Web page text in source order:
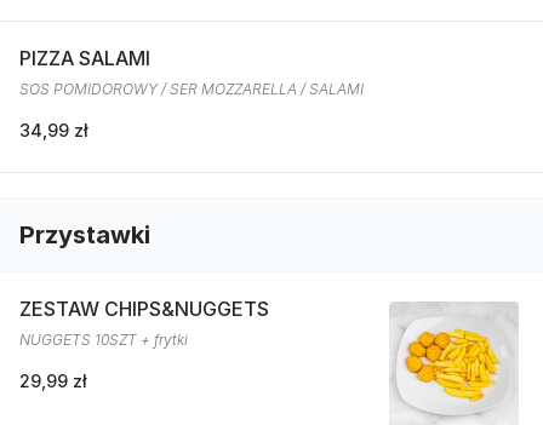
PIZZA SALAMI
SOS POMIDOROWY / SER MOZZARELLA / SALAMI
34,99 zł
Przystawki
ZESTAW CHIPS&NUGGETS
NUGGETS 10SZT + frytki
29,99 zł